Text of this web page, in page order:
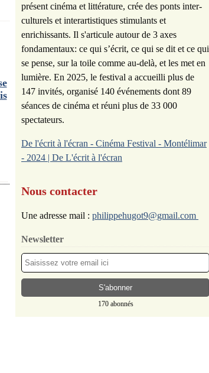
présent cinéma et littérature, crée des ponts inter-
culturels et interartistiques stimulants et
enrichissants. Il s'articule autour de 3 axes
fondamentaux: ce qui s’écrit, ce qui se dit et ce qui
se pense, sur la toile comme au-delà, et les met en
lumière. En 2025, le festival a accueilli plus de
147 invités, organisé 140 événements dont 89
séances de cinéma et réuni plus de 33 000
spectateurs.
De l'écrit à l'écran - Cinéma Festival - Montélimar
- 2024 | De L'écrit à l'écran
Nous contacter
Une adresse mail : philippehugot9@gmail.com
Newsletter
170 abonnés